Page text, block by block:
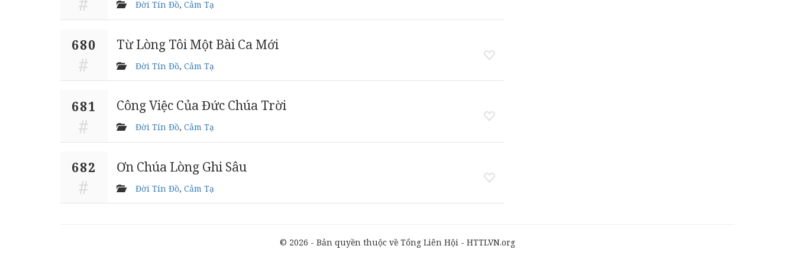
Đời Tín Đồ, Cảm Tạ
680 Từ Lòng Tôi Một Bài Ca Mới
Đời Tín Đồ, Cảm Tạ
681 Công Việc Của Đức Chúa Trời
Đời Tín Đồ, Cảm Tạ
682 Ơn Chúa Lòng Ghi Sâu
Đời Tín Đồ, Cảm Tạ
© 2026 - Bản quyền thuộc về Tổng Liên Hội - HTTLVN.org